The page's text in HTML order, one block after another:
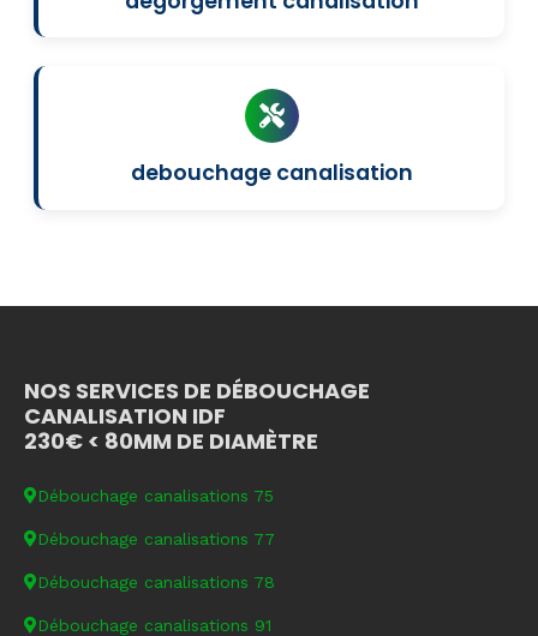
debouchage canalisation
NOS SERVICES DE DÉBOUCHAGE
CANALISATION IDF
230€ < 80MM DE DIAMÈTRE
Débouchage canalisations 75
Débouchage canalisations 77
Débouchage canalisations 78
Débouchage canalisations 91